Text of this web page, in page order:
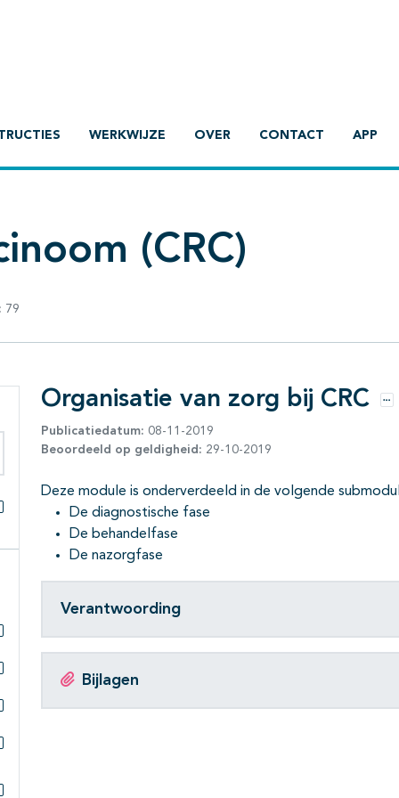
WERKWIJZE OVER CONTACT APP
(CRC)
79
binnen deze richtlijn
Alles openklappen
Subpagina's open- en dichtklappen
Subpagina's open- en dichtklappen
Organisatie van zorg bij CRC
Publicatiedatum: 08-11-2019
Beoordeeld op geldigheid: 29-10-2019
Deze module is onderverdeeld in de volgende
De diagnostische fase
De behandelfase
De nazorgfase
Verantwoording
Bijlagen